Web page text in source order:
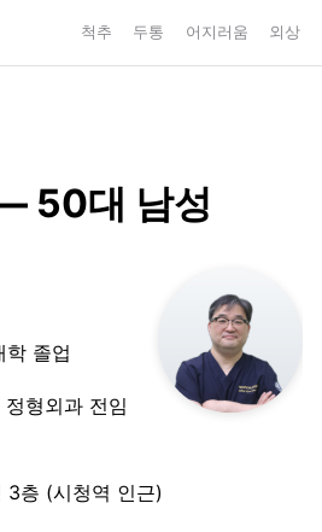
척추 두통 어지러움 외상
50대 남성
학 졸업
형외과 전임
3층 (시청역 인근)